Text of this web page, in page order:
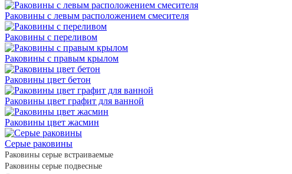
Раковины с левым расположением смесителя
Раковины с переливом
Раковины с правым крылом
Раковины цвет бетон
Раковины цвет графит для ванной
Раковины цвет жасмин
Серые раковины
Раковины серые встраиваемые
Раковины серые подвесные